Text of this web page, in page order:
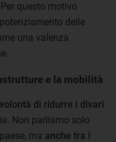
questo motivo
delle
una valenza
e la mobilità
di ridurre i divari
Non parliamo solo
ma anche tra i